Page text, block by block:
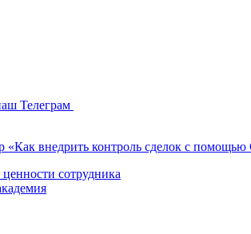
Телеграм
«Как внедрить контроль сделок с помощью
сотрудника